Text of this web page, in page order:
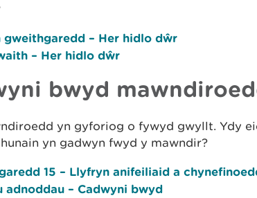
gweithgaredd – Her hidlo dŵr
– Her hidlo dŵr
bwyd
yn gyforiog o fywyd gwyllt. Ydy
yn gadwyn fwyd y mawndir?
15 – Llyfryn anifeiliaid a
adnoddau – Cadwyni bwyd